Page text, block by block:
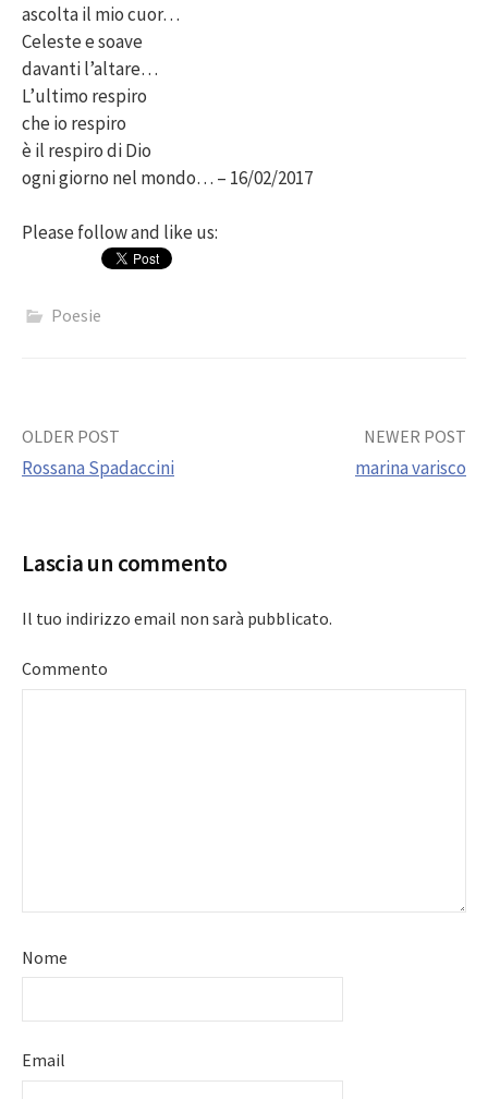
ascolta il mio cuor…
Celeste e soave
davanti l’altare…
L’ultimo respiro
che io respiro
è il respiro di Dio
ogni giorno nel mondo… – 16/02/2017
Please follow and like us:
Poesie
Post
OLDER POST
Rossana Spadaccini
NEWER POST
marina varisco
Lascia un commento
Il tuo indirizzo email non sarà pubblicato.
Commento
Nome
Email